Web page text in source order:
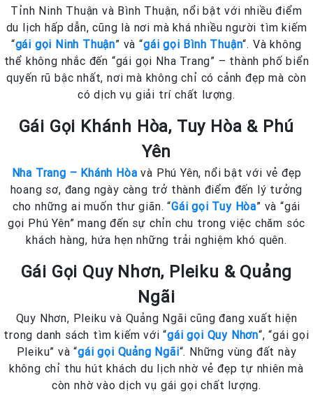
Tỉnh Ninh Thuận và Bình Thuận, nổi bật với nhiều điểm
du lịch hấp dẫn, cũng là nơi mà khá nhiều người tìm kiếm
“gái gọi Ninh Thuận” và “gái gọi Bình Thuận“. Và không
thể không nhắc đến “gái gọi Nha Trang” – thành phố biển
quyến rũ bậc nhất, nơi mà không chỉ có cảnh đẹp mà còn
có dịch vụ giải trí chất lượng.
Gái Gọi Khánh Hòa, Tuy Hòa & Phú
Yên
Nha Trang – Khánh Hòa và Phú Yên, nổi bật với vẻ đẹp
hoang sơ, đang ngày càng trở thành điểm đến lý tưởng
cho những ai muốn thư giãn. “Gái gọi Tuy Hòa” và “gái
gọi Phú Yên” mang đến sự chỉn chu trong việc chăm sóc
khách hàng, hứa hẹn những trải nghiệm khó quên.
Gái Gọi Quy Nhơn, Pleiku & Quảng
Ngãi
Quy Nhơn, Pleiku và Quảng Ngãi cũng đang xuất hiện
trong danh sách tìm kiếm với “gái gọi Quy Nhơn“, “gái gọi
Pleiku” và “gái gọi Quảng Ngãi“. Những vùng đất này
không chỉ thu hút khách du lịch nhờ vẻ đẹp tự nhiên mà
còn nhờ vào dịch vụ gái gọi chất lượng.